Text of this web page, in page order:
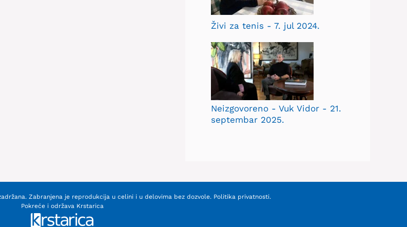
Živi za tenis - 7. jul 2024.
Neizgovoreno - Vuk Vidor - 21.
septembar 2025.
Zabranjena je reprodukcija u celini i u delovima bez dozvole. Politika privatnosti.
Pokreće i održava Krstarica